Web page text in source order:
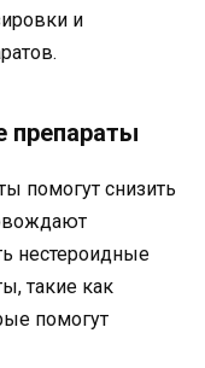
и
препараты
помогут снизить
нестероидные
такие как
помогут